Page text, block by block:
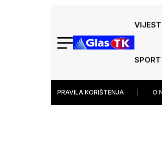
SPORT
PRAVILA KORIŠTENJA O